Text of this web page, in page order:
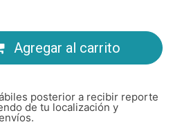
Agregar al carrito
posterior a recibir reporte
de tu localización y